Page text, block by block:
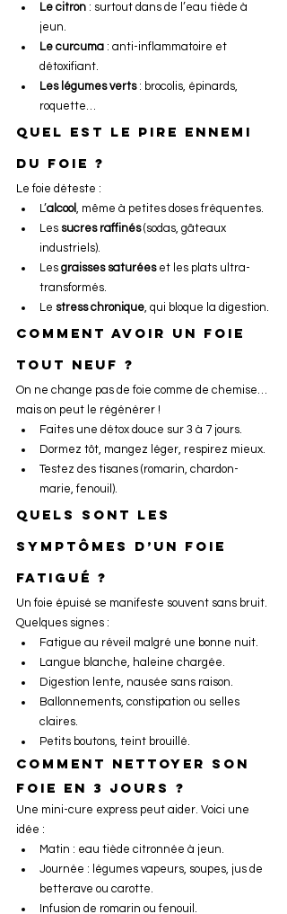
Le citron : surtout dans de l’eau tiède à
jeun.
Le curcuma : anti-inflammatoire et
détoxifiant.
Les légumes verts : brocolis, épinards,
roquette…
Quel est le pire ennemi
du foie ?
Le foie déteste :
L’alcool, même à petites doses fréquentes.
Les sucres raffinés (sodas, gâteaux
industriels).
Les graisses saturées et les plats ultra-
transformés.
Le stress chronique, qui bloque la digestion.
Comment avoir un foie
tout neuf ?
On ne change pas de foie comme de chemise…
mais on peut le régénérer !
Faites une détox douce sur 3 à 7 jours.
Dormez tôt, mangez léger, respirez mieux.
Testez des tisanes (romarin, chardon-
marie, fenouil).
Quels sont les
symptômes d’un foie
fatigué ?
Un foie épuisé se manifeste souvent sans bruit.
Quelques signes :
Fatigue au réveil malgré une bonne nuit.
Langue blanche, haleine chargée.
Digestion lente, nausée sans raison.
Ballonnements, constipation ou selles
claires.
Petits boutons, teint brouillé.
Comment nettoyer son
foie en 3 jours ?
Une mini-cure express peut aider. Voici une
idée :
Matin : eau tiède citronnée à jeun.
Journée : légumes vapeurs, soupes, jus de
betterave ou carotte.
Infusion de romarin ou fenouil.